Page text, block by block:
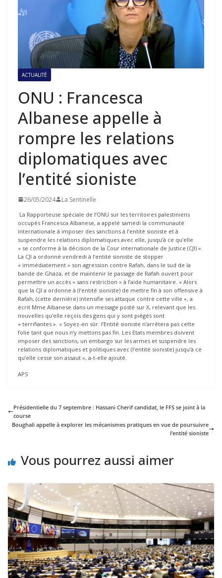
ACTUALITÉ
ONU : Francesca
Albanese appelle à
rompre les relations
diplomatiques avec
l’entité sioniste
26/05/2024 La Sentinelle
La Rapporteuse spéciale de l’ONU sur les territoires palestiniens
occupés Francesca Albanese, a appelé samedi la communauté
internationale à imposer des sanctions à l’entité sioniste et à
suspendre les relations diplomatiques avec elle, jusqu’à ce qu’elle
« se conforme à la décision de la Cour internationale de Justice (CJI) ».
La CJI a ordonné vendredi à l’entité sioniste de stopper
« immédiatement » son agression contre Rafah, dans le sud de la
bande de Ghaza, et de maintenir le passage de Rafah ouvert pour
permettre un accès « sans restriction » à l’aide humanitaire. « Alors
que la CJI a ordonne à (l’entité sioniste) de mettre fin à son offensive à
Rafah, (cette dernière) intensifie ses attaque contre cette ville », a
écrit Mme Albanese dans un message posté sur X, relevant que les
nouvelles qu’elle reçois des gens qui y sont piégés sont
« terrifiantes ». « Soyez-en sûr: l’Entité sioniste n’arrêtera pas cette
folie tant que nous n’y mettons pas fin. Les Etats membres doivent
imposer des sanctions, un embargo sur les armes et suspendre les
relations diplomatiques et politiques avec (l’entité sioniste) jusqu’à ce
qu’elle cesse son assaut », a-t-elle ajouté.
APS
Présidentielle du 7 septembre : Hassani Cherif candidat, le FFS se joint à la
course
Boughali appelle à explorer les mécanismes pratiques en vue de poursuivre
l’entité sioniste
Vous pourrez aussi aimer